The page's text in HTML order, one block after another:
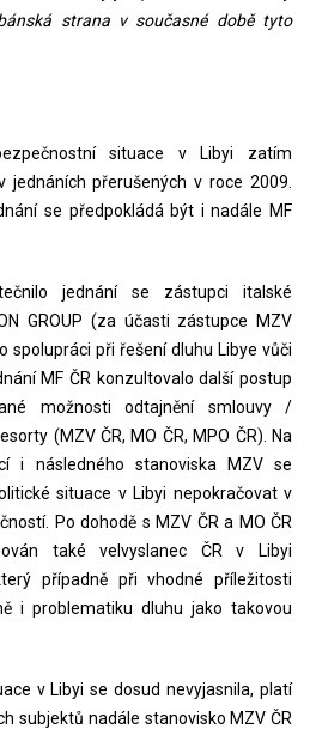
strana v současné době tyto
situace v Libyi zatím
jednáních přerušených v roce 2009.
se předpokládá být i nadále MF
jednání se zástupci italské
GROUP (za účasti zástupce MZV
spolupráci při řešení dluhu Libye vůči
MF ČR konzultovalo další postup
možnosti odtajnění smlouvy /
(MZV ČR, MO ČR, MPO ČR). Na
i následného stanoviska MZV se
situace v Libyi nepokračovat v
Po dohodě s MZV ČR a MO ČR
také velvyslanec ČR v Libyi
případně při vhodné příležitosti
i problematiku dluhu jako takovou
v Libyi se dosud nevyjasnila, platí
subjektů nadále stanovisko MZV ČR